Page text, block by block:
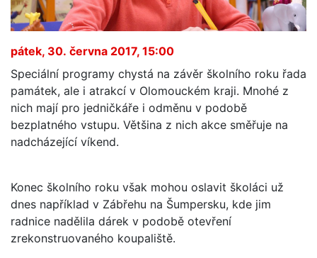
pátek, 30. června 2017, 15:00
Speciální programy chystá na závěr školního roku řada
památek, ale i atrakcí v Olomouckém kraji. Mnohé z
nich mají pro jedničkáře i odměnu v podobě
bezplatného vstupu. Většina z nich akce směřuje na
nadcházející víkend.
Konec školního roku však mohou oslavit školáci už
dnes například v Zábřehu na Šumpersku, kde jim
radnice nadělila dárek v podobě otevření
zrekonstruovaného koupaliště.